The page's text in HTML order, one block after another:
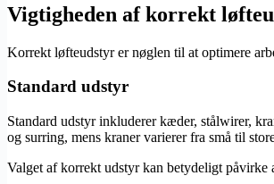
Vigtigheden af korrekt
Korrekt løfteudstyr er nøglen til at optimere
Standard udstyr
Standard udstyr inkluderer kæder, stålwirer,
og surring, mens kraner varierer fra små til
Valget af korrekt udstyr kan betydeligt påvirke